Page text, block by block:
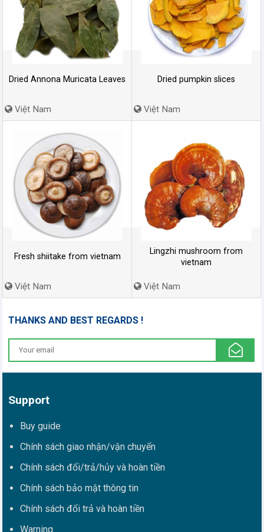
Dried Annona Muricata Leaves
Việt Nam
Dried pumpkin slices
Việt Nam
Fresh shiitake from vietnam
Việt Nam
Lingzhi mushroom from
vietnam
Việt Nam
THANKS AND BEST REGARDS !
Support
Buy guide
Chính sách giao nhận/vận chuyển
Chính sách đổi/trả/hủy và hoàn tiền
Chính sách bảo mật thông tin
Chính sách đổi trả và hoàn tiền
Warning